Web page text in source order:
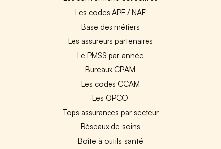
Les codes APE / NAF
Base des métiers
Les assureurs partenaires
Le PMSS par année
Bureaux CPAM
Les codes CCAM
Les OPCO
Tops assurances par secteur
Réseaux de soins
Boîte à outils santé